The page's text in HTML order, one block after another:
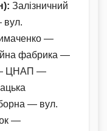
Залізничний
вул.
—
фабрика —
— ЦНАП —
— вул.
—